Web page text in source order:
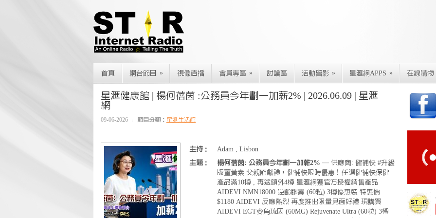
首頁 網台節目 » 視像直播 會員專區 » 討論區 活動留影 » 星滙網APPS » 在線購物
星滙健康館 | 楊何蓓茵 :公務員今年劃一加薪2% | 2026.06.09 | 星滙
網
09-06-2026 節目分類： 星滙生活館
主持：
Adam , Lisbon
主題：
楊何蓓茵: 公務員今年劃一加薪2% — 供應商: 健補快 #升級
版薑黃素 父親節獻禮，健補快限時優惠！任選健補快保健
產品滿10樽 , 再送額外4樽 星滙網獲官方授權銷售產品
AIDEVI NMN18000 逆齡膠囊 (60粒) 3樽優惠裝 特惠價
$1180 AIDEVI 反應熱烈 再度推出限量見面好禮 現購買
AIDEVI EGT麥角琉因 (60MG) Rejuvenate Ultra (60粒) 3樽